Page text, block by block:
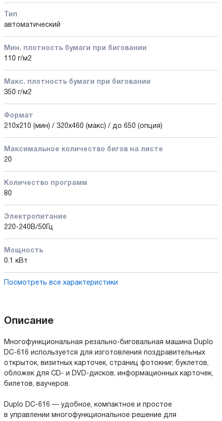
Тип
автоматический
Мин. плотность бумаги при биговании
110 г/м2
Макс. плотность бумаги при биговании
350 г/м2
Формат
210x210 (мин) / 320x460 (макс) / до 650 (опция)
Максимальное количество бигов на листе
20
Количество программ
80
Электропитание
220-240В/50Гц
Мощность
0.1 кВт
Посмотреть все характеристики
Описание
Многофункциональная резально-биговальная машина Duplo
DC-616 используется для изготовления поздравительных
открыток, визитных карточек, страниц фотокниг, буклетов,
обложек для CD- и DVD-дисков, информационных карточек,
билетов, ваучеров.
Duplo DC-616 — удобное, компактное и простое
в управлении многофункциональное решение для